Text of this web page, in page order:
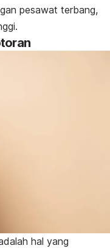
pesawat terbang,
hal yang